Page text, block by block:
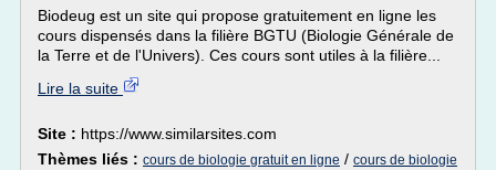
Biodeug est un site qui propose gratuitement en ligne les
cours dispensés dans la filière BGTU (Biologie Générale de
la Terre et de l'Univers). Ces cours sont utiles à la filière...
Lire la suite
Site : https://www.similarsites.com
Thèmes liés : cours de biologie gratuit en ligne / cours de biologie